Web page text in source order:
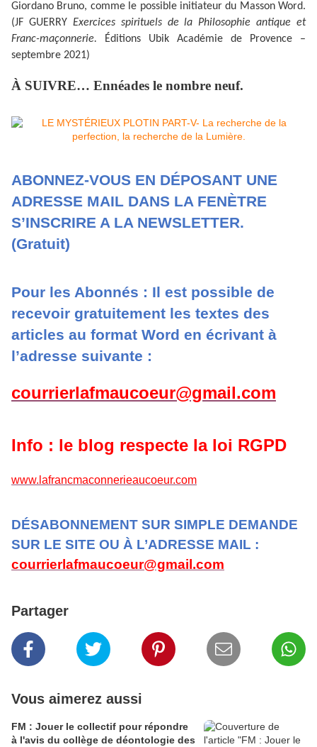
Giordano Bruno, comme le possible initiateur du Masson Word.
(JF GUERRY Exercices spirituels de la Philosophie antique et
Franc-maçonnerie. Éditions Ubik Académie de Provence –
septembre 2021)
À SUIVRE… Ennéades le nombre neuf.
ABONNEZ-VOUS EN DÉPOSANT UNE
ADRESSE MAIL DANS LA FENÈTRE
S’INSCRIRE A LA NEWSLETTER.
(Gratuit)
Pour les Abonnés : Il est possible de
recevoir gratuitement les textes des
articles au format Word en écrivant à
l’adresse suivante :
courrierlafmaucoeur@gmail.com
Info : le blog respecte la loi RGPD
www.lafrancmaconnerieaucoeur.com
DÉSABONNEMENT SUR SIMPLE DEMANDE
SUR LE SITE OU À L’ADRESSE MAIL :
courrierlafmaucoeur@gmail.com
Partager
Vous aimerez aussi
FM : Jouer le collectif pour répondre
à l'avis du collège de déontologie des